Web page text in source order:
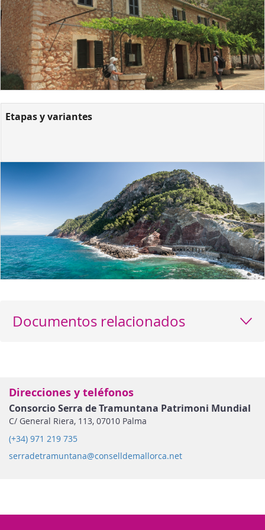
Etapas y variantes
Documentos relacionados
Direcciones y teléfonos
Consorcio Serra de Tramuntana Patrimoni Mundial
C/ General Riera, 113, 07010 Palma
(+34) 971 219 735
serradetramuntana@conselldemallorca.net